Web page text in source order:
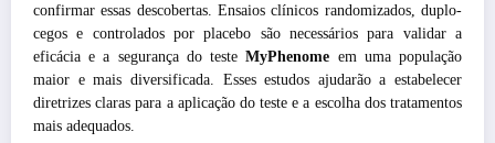
confirmar essas descobertas. Ensaios clínicos randomizados, duplo-
cegos e controlados por placebo são necessários para validar a
eficácia e a segurança do testeMyPhenome em uma população
maior e mais diversificada. Esses estudos ajudarão a estabelecer
diretrizes claras para a aplicação do teste e a escolha dos tratamentos
mais adequados.